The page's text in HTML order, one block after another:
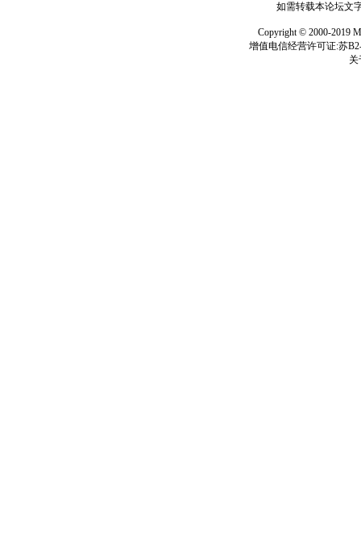
如需转载本论坛文
Copyright © 2000-2019
增值电信经营许可证:苏
关